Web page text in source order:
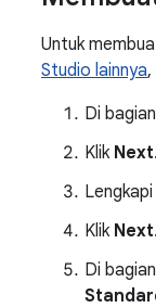
Untuk
Studio lainnya,
Di bagian
Klik Next.
Klik Next.
Di bagian